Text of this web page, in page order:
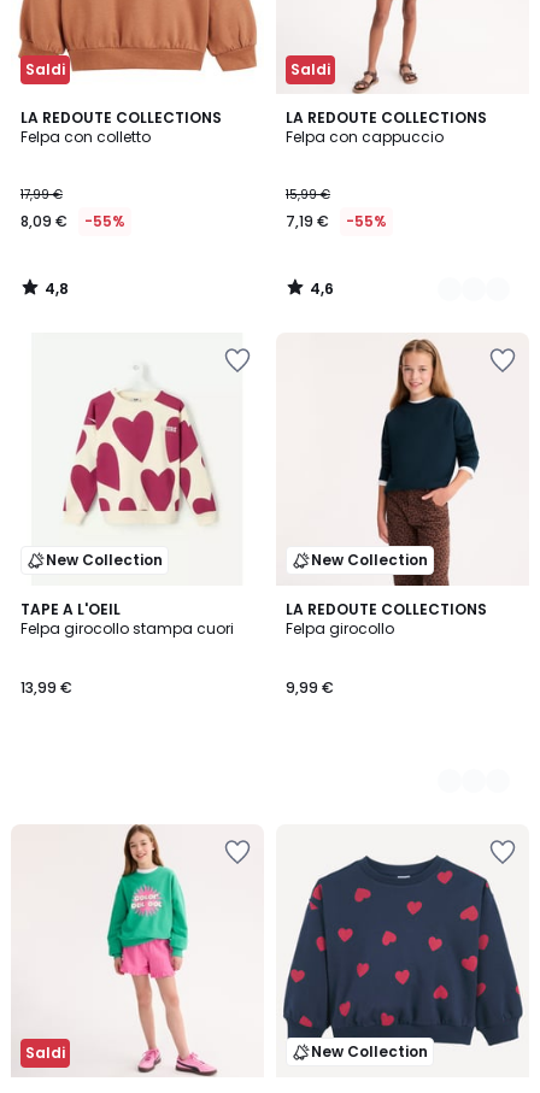
Saldi
LA REDOUTE COLLECTIONS
Felpa con colletto
17,99 €
8,09 € -55%
4,8
/ 5
4,8
/
Saldi
LA REDOUTE COLLECTIONS
Felpa con cappuccio
15,99 €
7,19 € -55%
4,6
/ 5
2
Colori
4,6
/
New Collection
TAPE A L'OEIL
Felpa girocollo stampa cuori
13,99 €
New Collection
LA REDOUTE COLLECTIONS
Felpa girocollo
9,99 €
5
Colori
Saldi New Collection